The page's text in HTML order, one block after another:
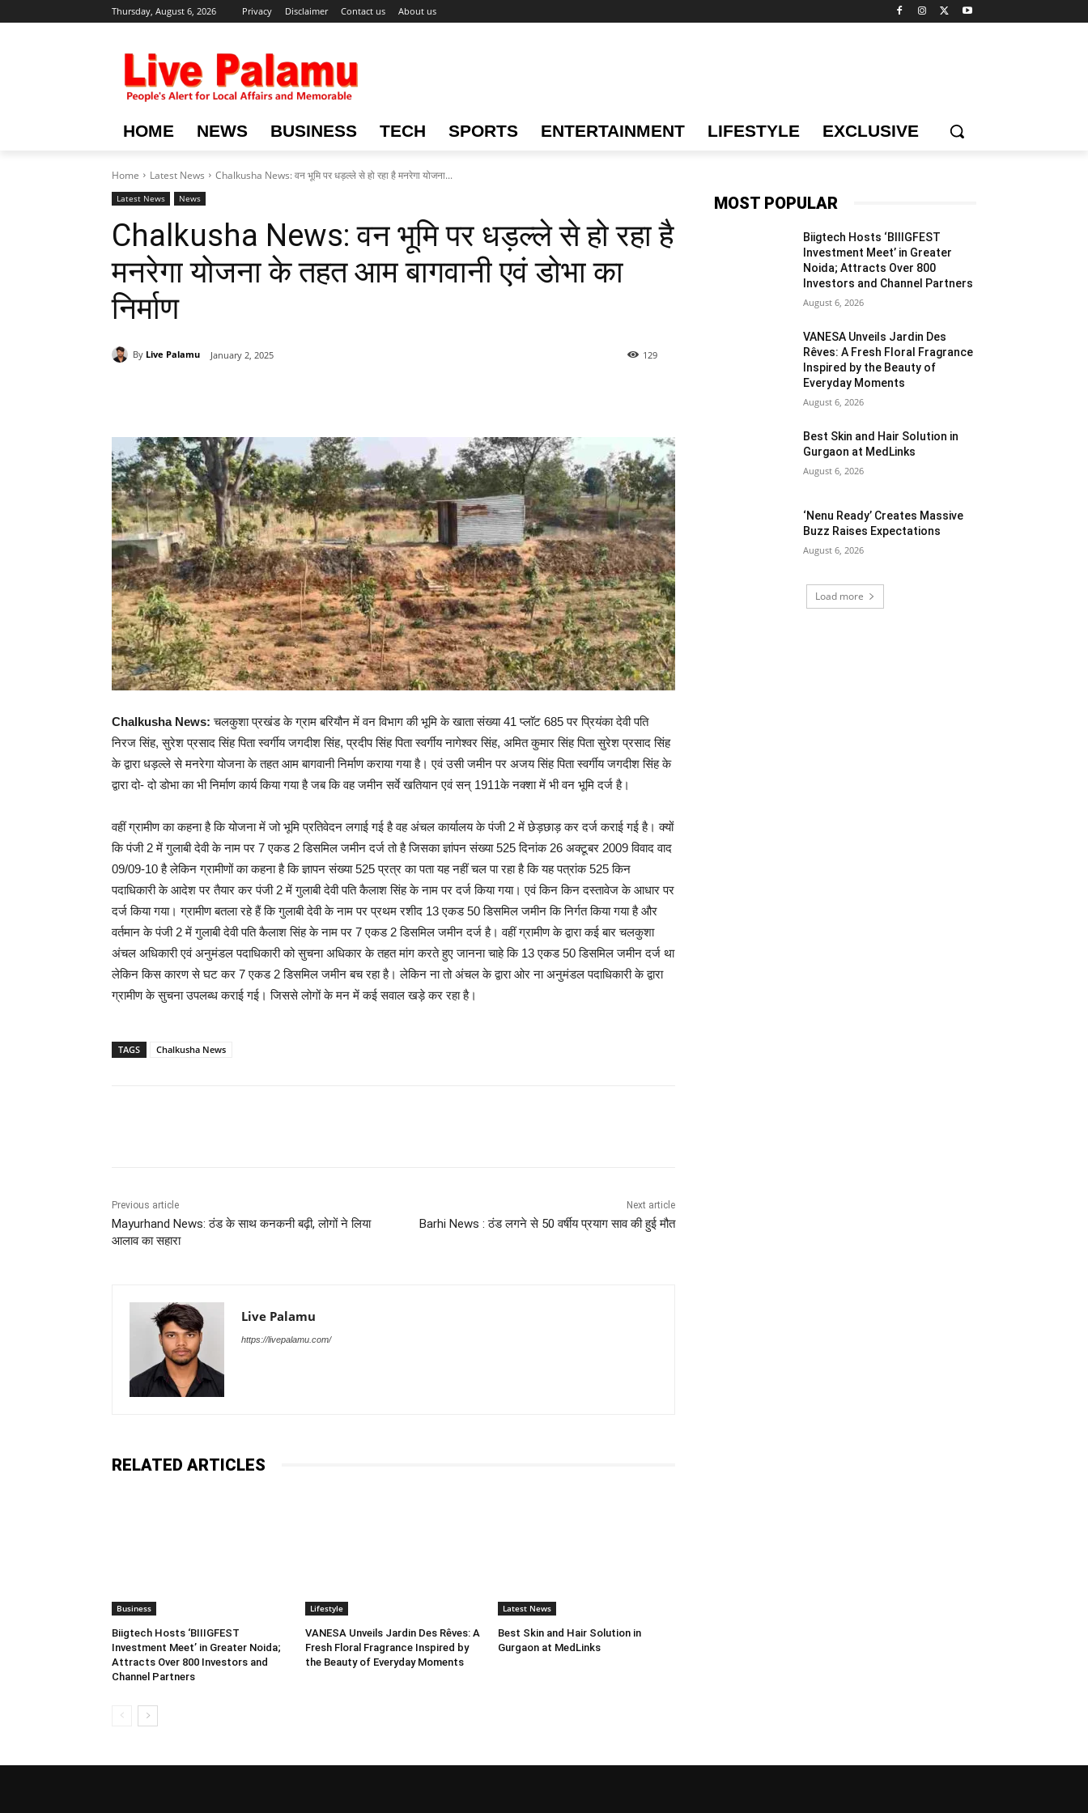
Thursday, August 6, 2026 Privacy Disclaimer Contact us About us
HOME NEWS BUSINESS TECH SPORTS ENTERTAINMENT LIFESTYLE EXCLUSIVE
Home Latest News Chalkusha News: वन भूमि पर धड़ल्ले से हो रहा है मनरेगा योजना...
Latest News News
Chalkusha News: वन भूमि पर धड़ल्ले से हो रहा है
मनरेगा योजना के तहत आम बागवानी एवं डोभा का
निर्माण
By Live Palamu January 2, 2025 129
Chalkusha News: चलकुशा प्रखंड के ग्राम बरियौन में वन विभाग की भूमि के खाता संख्या 41 प्लाॅट 685 पर प्रियंका देवी पति
निरज सिंह, सुरेश प्रसाद सिंह पिता स्वर्गीय जगदीश सिंह, प्रदीप सिंह पिता स्वर्गीय नागेश्वर सिंह, अमित कुमार सिंह पिता सुरेश प्रसाद सिंह
के द्वारा धड़ल्ले से मनरेगा योजना के तहत आम बागवानी निर्माण कराया गया है। एवं उसी जमीन पर अजय सिंह पिता स्वर्गीय जगदीश सिंह के
द्वारा दो- दो डोभा का भी निर्माण कार्य किया गया है जब कि वह जमीन सर्वे खतियान एवं सन् 1911के नक्शा में भी वन भूमि दर्ज है।
वहीं ग्रामीण का कहना है कि योजना में जो भूमि प्रतिवेदन लगाई गई है वह अंचल कार्यालय के पंजी 2 में छेड़छाड़ कर दर्ज कराई गई है। क्यों
कि पंजी 2 में गुलाबी देवी के नाम पर 7 एकड 2 डिसमिल जमीन दर्ज तो है जिसका ज्ञांपन संख्या 525 दिनांक 26 अक्टूबर 2009 विवाद वाद
09/09-10 है लेकिन ग्रामीणों का कहना है कि ज्ञापन संख्या 525 प्रत्र का पता यह नहीं चल पा रहा है कि यह पत्रांक 525 किन
पदाधिकारी के आदेश पर तैयार कर पंजी 2 में गुलाबी देवी पति कैलाश सिंह के नाम पर दर्ज किया गया। एवं किन किन दस्तावेज के आधार पर
दर्ज किया गया। ग्रामीण बतला रहे हैं कि गुलाबी देवी के नाम पर प्रथम रशीद 13 एकड 50 डिसमिल जमीन कि निर्गत किया गया है और
वर्तमान के पंजी 2 में गुलाबी देवी पति कैलाश सिंह के नाम पर 7 एकड 2 डिसमिल जमीन दर्ज है। वहीं ग्रामीण के द्वारा कई बार चलकुशा
अंचल अधिकारी एवं अनुमंडल पदाधिकारी को सुचना अधिकार के तहत मांग करते हुए जानना चाहे कि 13 एकड 50 डिसमिल जमीन दर्ज था
लेकिन किस कारण से घट कर 7 एकड 2 डिसमिल जमीन बच रहा है। लेकिन ना तो अंचल के द्वारा ओर ना अनुमंडल पदाधिकारी के द्वारा
ग्रामीण के सुचना उपलब्ध कराई गई। जिससे लोगों के मन में कई सवाल खड़े कर रहा है।
TAGS Chalkusha News
Previous article
Mayurhand News: ठंड के साथ कनकनी बढ़ी, लोगों ने लिया
आलाव का सहारा
Next article
Barhi News : ठंड लगने से 50 वर्षीय प्रयाग साव की हुई मौत
Live Palamu
https://livepalamu.com/
RELATED ARTICLES
Business
Biigtech Hosts ‘BIIIGFEST
Investment Meet’ in Greater Noida;
Attracts Over 800 Investors and
Channel Partners
Lifestyle
VANESA Unveils Jardin Des Rêves: A
Fresh Floral Fragrance Inspired by
the Beauty of Everyday Moments
Latest News
Best Skin and Hair Solution in
Gurgaon at MedLinks
MOST POPULAR
Biigtech Hosts ‘BIIIGFEST
Investment Meet’ in Greater
Noida; Attracts Over 800
Investors and Channel Partners
August 6, 2026
VANESA Unveils Jardin Des
Rêves: A Fresh Floral Fragrance
Inspired by the Beauty of
Everyday Moments
August 6, 2026
Best Skin and Hair Solution in
Gurgaon at MedLinks
August 6, 2026
‘Nenu Ready’ Creates Massive
Buzz Raises Expectations
August 6, 2026
Load more